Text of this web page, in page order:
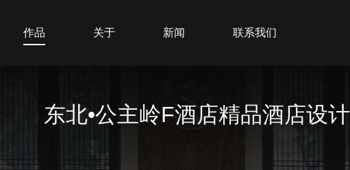
作品 关于 新闻 联系我们
东北•公主岭F酒店精品酒店设计